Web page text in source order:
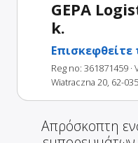
GEPA
k.
Επισκεφθείτε
Reg no: 361871459 ·
Wiatraczna 20, 62-
Απρόσκοπτη